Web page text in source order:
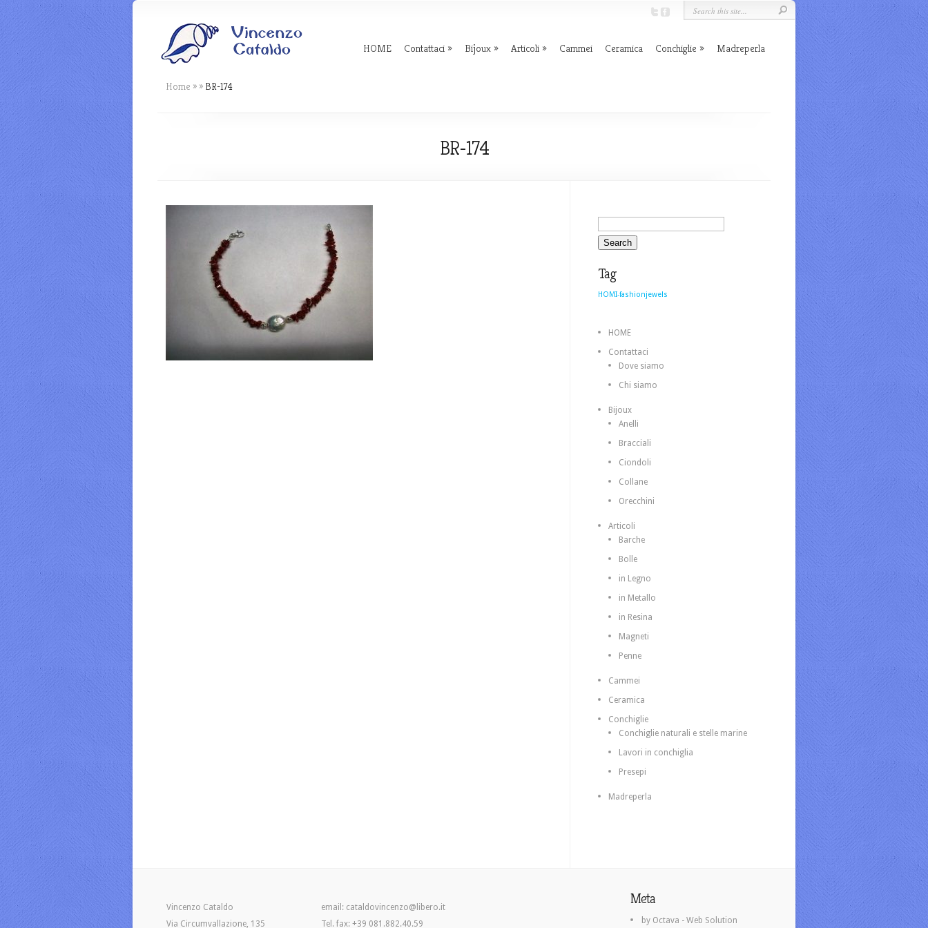
HOME Contattaci Bijoux Articoli Cammei Ceramica Conchiglie Madreperla
Home » » BR-174
BR-174
Tag
HOMI-fashionjewels
HOME
Contattaci
Dove siamo
Chi siamo
Bijoux
Anelli
Bracciali
Ciondoli
Collane
Orecchini
Articoli
Barche
Bolle
in Legno
in Metallo
in Resina
Magneti
Penne
Cammei
Ceramica
Conchiglie
Conchiglie naturali e stelle marine
Lavori in conchiglia
Presepi
Madreperla
Vincenzo Cataldo
Via Circumvallazione, 135
email: cataldovincenzo@libero.it
Tel. fax: +39 081.882.40.59
Meta
by Octava - Web Solution